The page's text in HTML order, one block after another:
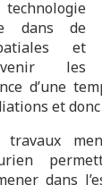
dans de
et
les
d’une
et
travaux
dans